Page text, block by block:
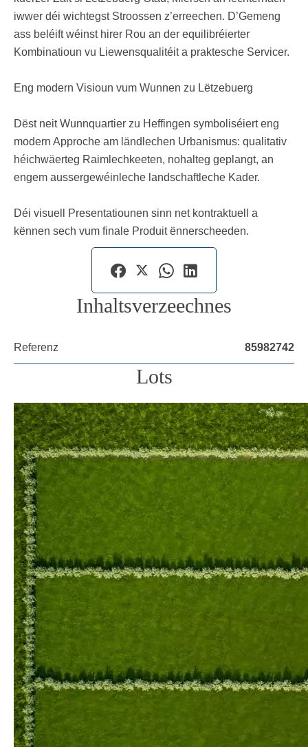
iwwer déi wichtegst Stroossen z’erreechen. D’Gemeng
ass beléift wéinst hirer Rou an der equilibréierter
Kombinatioun vu Liewensqualitéit a praktesche Servicer.
Eng modern Visioun vum Wunnen zu Lëtzebuerg
Dëst neit Wunnquartier zu Heffingen symboliséiert eng
modern Approche am ländlechen Urbanismus: qualitativ
héichwäerteg Raimlechkeeten, nohalteg geplangt, an
engem aussergewéinleche landschaftleche Kader.
Déi visuell Presentatiounen sinn net kontraktuell a
kënnen sech vum finale Produit ënnerscheeden.
Inhaltsverzeechnes
Referenz 85982742
Lots